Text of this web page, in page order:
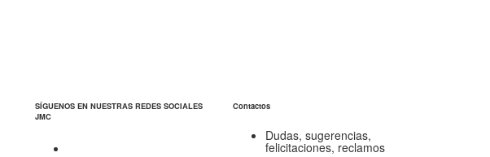
SÍGUENOS EN NUESTRAS REDES SOCIALES
JMC
Contactos
Dudas, sugerencias,
felicitaciones, reclamos